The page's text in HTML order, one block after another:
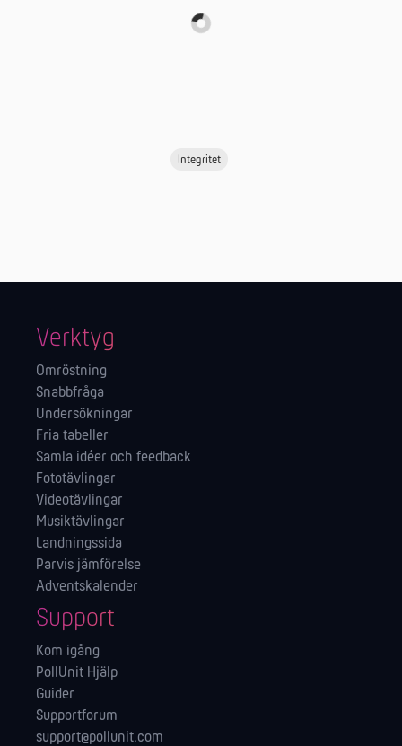
Integritet
Verktyg
Omröstning
Snabbfråga
Undersökningar
Fria tabeller
Samla idéer och feedback
Fototävlingar
Videotävlingar
Musiktävlingar
Landningssida
Parvis jämförelse
Adventskalender
Support
Kom igång
PollUnit Hjälp
Guider
Supportforum
support@pollunit.com